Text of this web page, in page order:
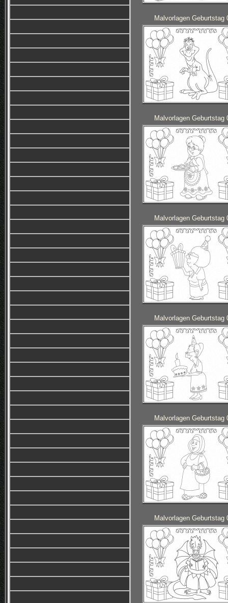
Malvorlagen Geburtstag
Malvorlagen Geburtstag
Malvorlagen Geburtstag
Malvorlagen Geburtstag
Malvorlagen Geburtstag
Malvorlagen Geburtstag